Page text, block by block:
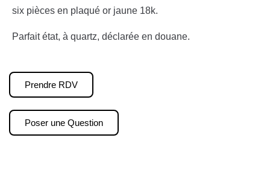
six pièces en plaqué or jaune 18k.
Parfait état, à quartz, déclarée en douane.
Prendre RDV
Poser une Question